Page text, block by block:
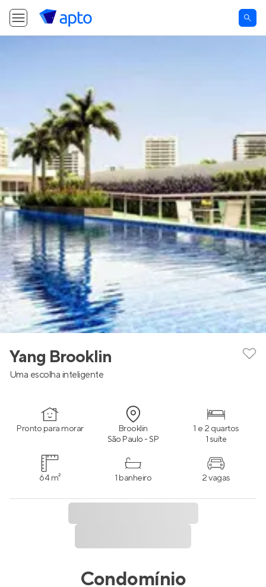
Yang Brooklin
Uma escolha inteligente
Pronto para morar Brooklin
São Paulo - SP
1 e 2 quartos
1 suíte
64 m² 1 banheiro 2 vagas
Condomínio